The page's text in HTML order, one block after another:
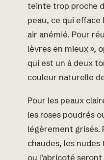
teinte trop proche
peau, ce qui efface
air anémié. Pour
lèvres en mieux »,
qui est un à deux
couleur naturelle
Pour les peaux
les roses poudrés
légèrement grisés.
chaudes, les
ou l’abricoté